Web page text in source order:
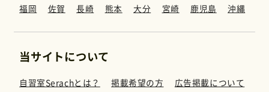
福岡 佐賀 長崎 熊本 大分 宮崎 鹿児島 沖縄
当サイトについて
自習室Serachとは？ 掲載希望の方
広告掲載について